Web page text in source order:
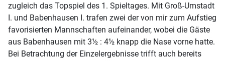
zugleich das Topspiel des 1. Spieltages. Mit Groß-Umstadt
I. und Babenhausen I. trafen zwei der von mir zum Aufstieg
favorisierten Mannschaften aufeinander, wobei die Gäste
aus Babenhausen mit 3½ : 4½ knapp die Nase vorne hatte.
Bei Betrachtung der Einzelergebnisse trifft auch bereits